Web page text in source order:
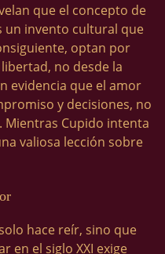
que el concepto de
un invento cultural que
optan por
no desde la
evidencia que el amor
y decisiones, no
Mientras Cupido intenta
valiosa lección sobre
hace reír, sino que
en el siglo XXI exige